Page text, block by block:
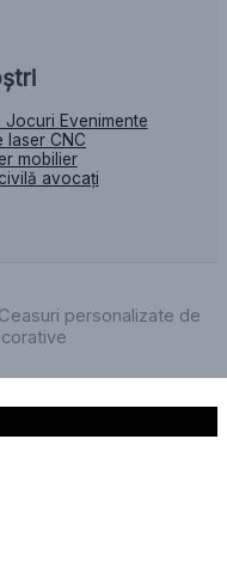
Evenimente
laser CNC
mobilier
avocați
personalizate de